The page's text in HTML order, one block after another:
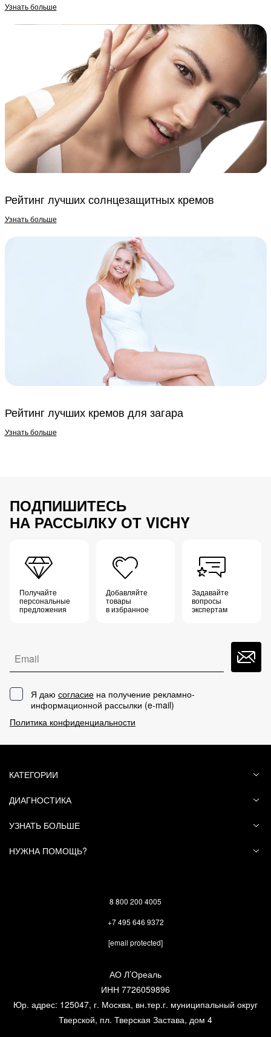
Узнать больше
Рейтинг лучших солнцезащитных кремов
Узнать больше
Рейтинг лучших кремов для загара
Узнать больше
ПОДПИШИТЕСЬ
НА РАССЫЛКУ ОТ VICHY
Получайте
персональные
предложения
Добавляйте
товары
в избранное
Задавайте
вопросы
экспертам
Email
Я даю согласие на получение рекламно-
информационной рассылки (e-mail)
Политика конфиденциальности
8 800 200 4005
+7 495 646 9372
[email protected]
АО Л’Ореаль
ИНН 7726059896
Юр. адрес: 125047, г. Москва, вн.тер.г. муниципальный округ
Тверской, пл. Тверская Застава, дом 4
КАТЕГОРИИ
ДИАГНОСТИКА
УЗНАТЬ БОЛЬШЕ
НУЖНА ПОМОЩЬ?